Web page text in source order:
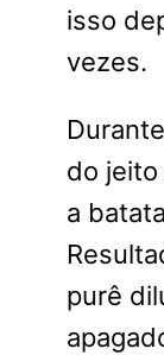
isso
vezes.
do jeito
a
purê